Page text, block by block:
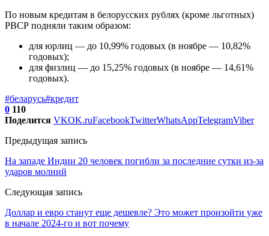
По новым кредитам в белорусских рублях (кроме льготных)
РВСР подняли таким образом:
для юрлиц — до 10,99% годовых (в ноябре — 10,82%
годовых);
для физлиц — до 15,25% годовых (в ноябре — 14,61%
годовых).
#беларусь#кредит
0 110
Поделится VKOK.ruFacebookTwitterWhatsAppTelegramViber
Предыдущая запись
На западе Индии 20 человек погибли за последние сутки из-за
ударов молний
Следующая запись
Доллар и евро станут еще дешевле? Это может произойти уже
в начале 2024-го и вот почему